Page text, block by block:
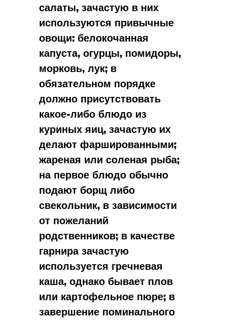
салаты, зачастую в них
используются привычные
овощи: белокочанная
капуста, огурцы, помидоры,
морковь, лук; в
обязательном порядке
должно присутствовать
какое-либо блюдо из
куриных яиц, зачастую их
делают фаршированными;
жареная или соленая рыба;
на первое блюдо обычно
подают борщ либо
свекольник, в зависимости
от пожеланий
родственников; в качестве
гарнира зачастую
используется гречневая
каша, однако бывает плов
или картофельное пюре; в
завершение поминального